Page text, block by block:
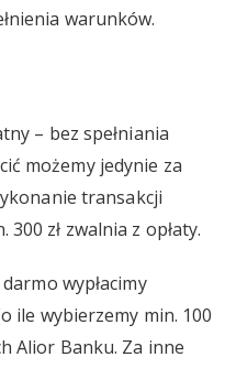
warunków.
– bez spełniania
możemy jedynie za
transakcji
zł zwalnia z opłaty.
wypłacimy
ile wybierzemy min. 100
Alior Banku. Za inne